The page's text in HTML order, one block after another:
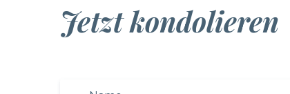
Jetzt kondolieren